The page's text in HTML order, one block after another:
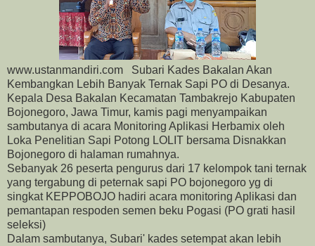
www.ustanmandiri.com Subari Kades Bakalan Akan
Kembangkan Lebih Banyak Ternak Sapi PO di Desanya.
Kepala Desa Bakalan Kecamatan Tambakrejo Kabupaten
Bojonegoro, Jawa Timur, kamis pagi menyampaikan
sambutanya di acara Monitoring Aplikasi Herbamix oleh
Loka Penelitian Sapi Potong LOLIT bersama Disnakkan
Bojonegoro di halaman rumahnya.
Sebanyak 26 peserta pengurus dari 17 kelompok tani ternak
yang tergabung di peternak sapi PO bojonegoro yg di
singkat KEPPOBOJO hadiri acara monitoring Aplikasi dan
pemantapan respoden semen beku Pogasi (PO grati hasil
seleksi)
Dalam sambutanya, Subari' kades setempat akan lebih